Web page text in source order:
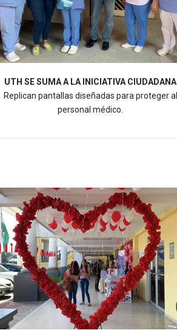
UTH SE SUMA A LA INICIATIVA CIUDADANA
Replican pantallas diseñadas para proteger al
personal médico.